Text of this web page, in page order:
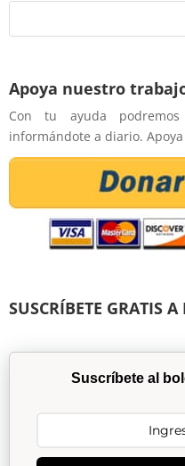
Apoya nuestro
Con tu ayuda
informándote a diario.
SUSCRÍBETE GRATIS
Suscríbete al